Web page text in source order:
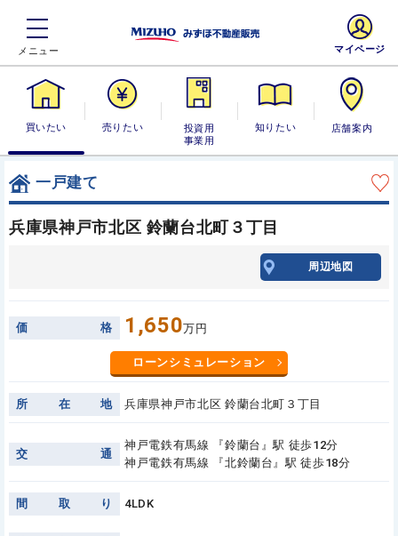
買いたい 売りたい
投資用・事業
用
知りたい 店舗案内
マイページ
一戸建て
兵庫県神戸市北区 鈴蘭台北町３丁目
周辺地図
価 格 1,650万円
ローンシミュレーション
所 在 地 兵庫県神戸市北区 鈴蘭台北町３丁目
交 通
神戸電鉄有馬線 『鈴蘭台』駅 徒歩12分
神戸電鉄有馬線 『北鈴蘭台』駅 徒歩18分
間 取 り 4LDK